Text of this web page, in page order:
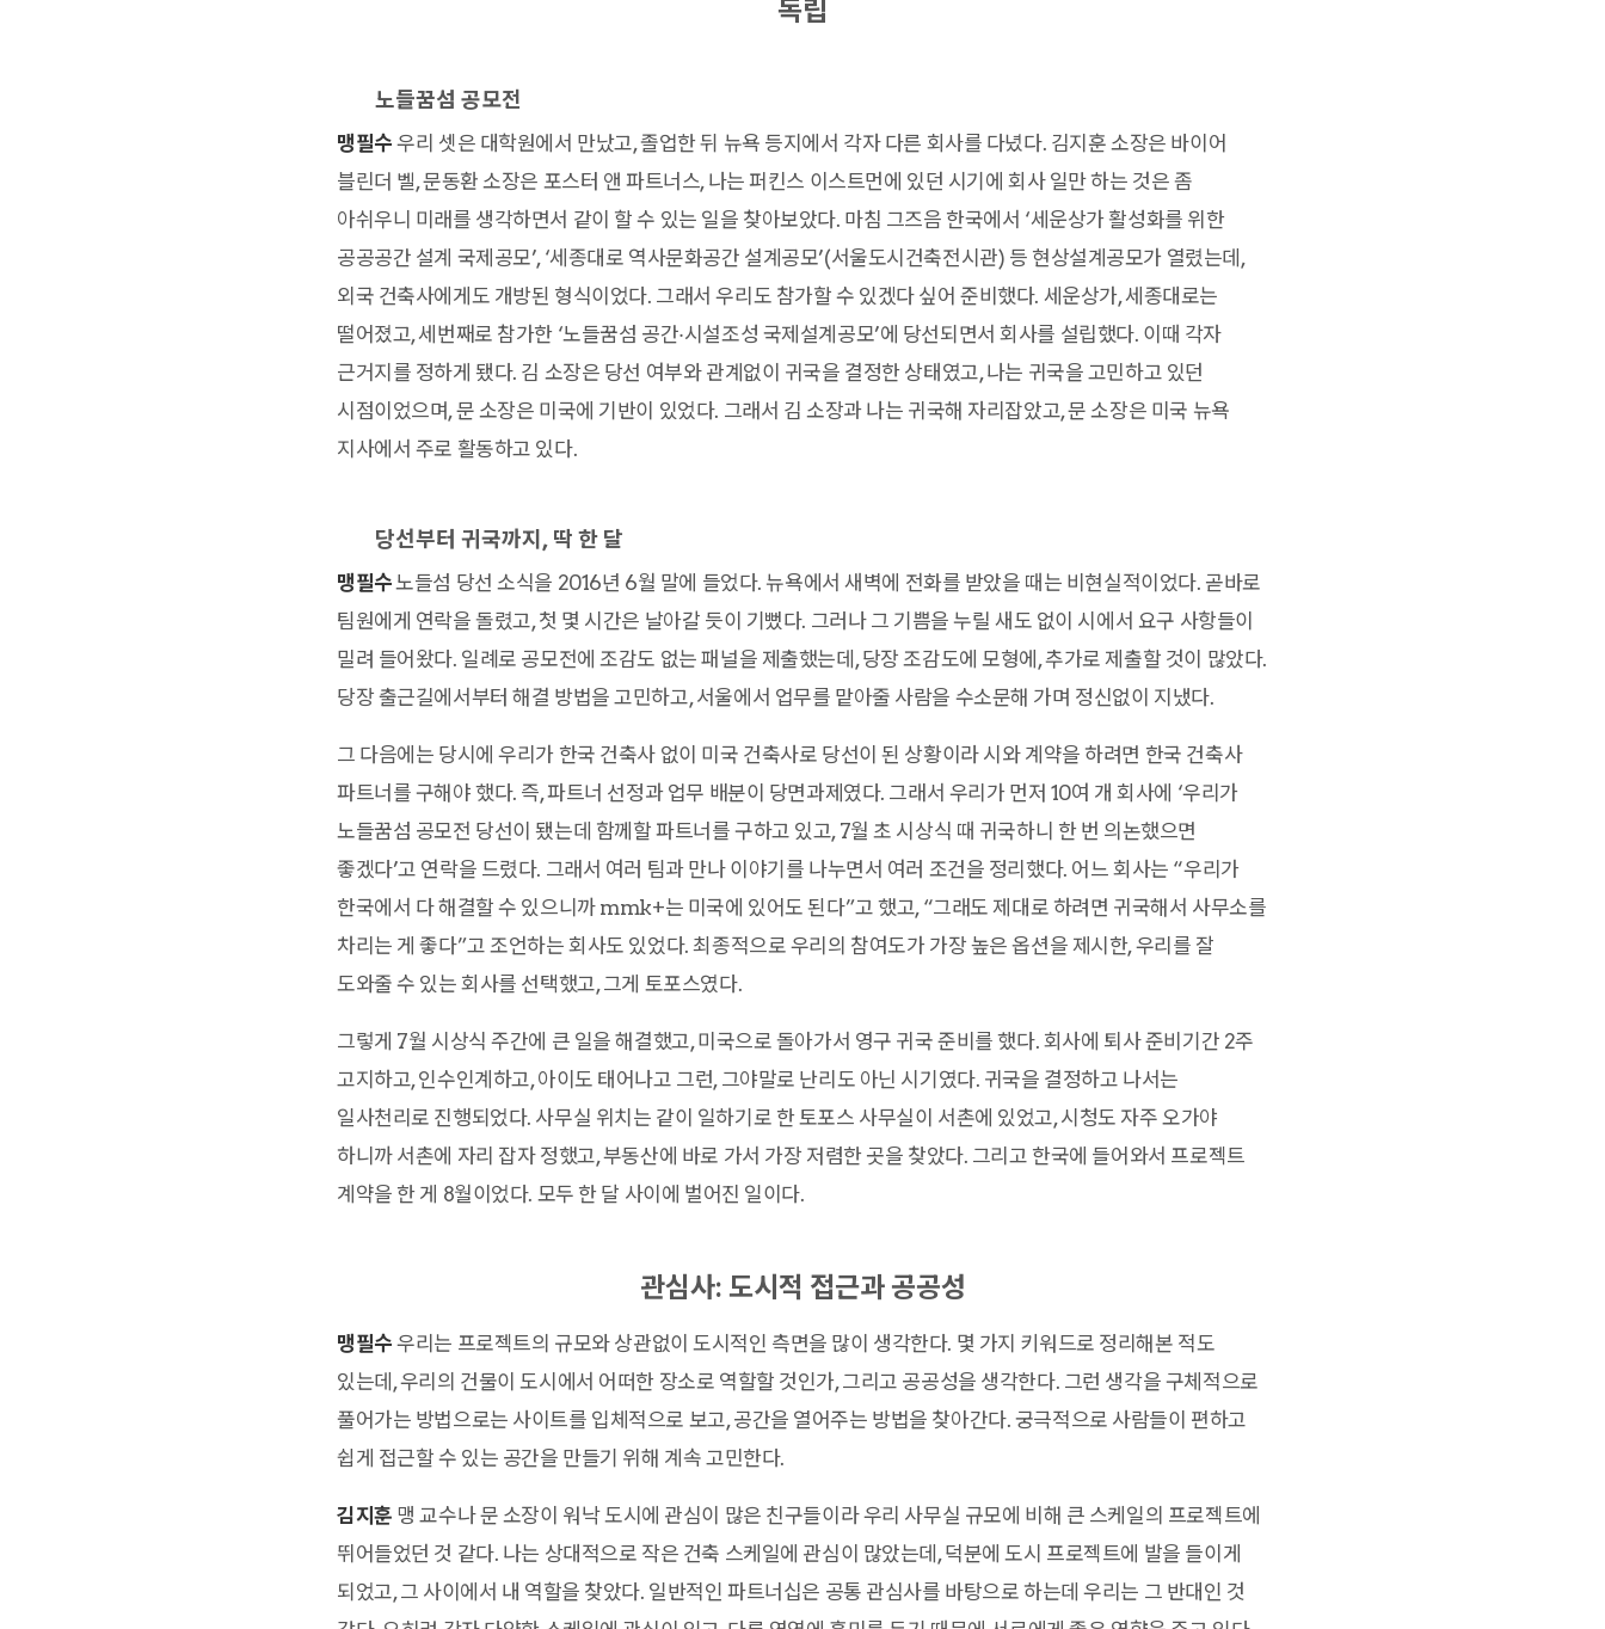
독립
노들꿈섬 공모전
맹필수 우리 셋은 대학원에서 만났고, 졸업한 뒤 뉴욕 등지에서 각자 다른 회사를 다녔다. 김지훈 소장은 바이어
블린더 벨, 문동환 소장은 포스터 앤 파트너스, 나는 퍼킨스 이스트먼에 있던 시기에 회사 일만 하는 것은 좀
아쉬우니 미래를 생각하면서 같이 할 수 있는 일을 찾아보았다. 마침 그즈음 한국에서 ‘세운상가 활성화를 위한
공공공간 설계 국제공모’, ‘세종대로 역사문화공간 설계공모’(서울도시건축전시관) 등 현상설계공모가 열렸는데,
외국 건축사에게도 개방된 형식이었다. 그래서 우리도 참가할 수 있겠다 싶어 준비했다. 세운상가, 세종대로는
떨어졌고, 세번째로 참가한 ‘노들꿈섬 공간·시설조성 국제설계공모’에 당선되면서 회사를 설립했다. 이때 각자
근거지를 정하게 됐다. 김 소장은 당선 여부와 관계없이 귀국을 결정한 상태였고, 나는 귀국을 고민하고 있던
시점이었으며, 문 소장은 미국에 기반이 있었다. 그래서 김 소장과 나는 귀국해 자리잡았고, 문 소장은 미국 뉴욕
지사에서 주로 활동하고 있다.
당선부터 귀국까지, 딱 한 달
맹필수노들섬 당선 소식을 2016년 6월 말에 들었다. 뉴욕에서 새벽에 전화를 받았을 때는 비현실적이었다. 곧바로
팀원에게 연락을 돌렸고, 첫 몇 시간은 날아갈 듯이 기뻤다. 그러나 그 기쁨을 누릴 새도 없이 시에서 요구 사항들이
밀려 들어왔다. 일례로 공모전에 조감도 없는 패널을 제출했는데, 당장 조감도에 모형에, 추가로 제출할 것이 많았다.
당장 출근길에서부터 해결 방법을 고민하고, 서울에서 업무를 맡아줄 사람을 수소문해 가며 정신없이 지냈다.
그 다음에는 당시에 우리가 한국 건축사 없이 미국 건축사로 당선이 된 상황이라 시와 계약을 하려면 한국 건축사
파트너를 구해야 했다. 즉, 파트너 선정과 업무 배분이 당면과제였다. 그래서 우리가 먼저 10여 개 회사에 ‘우리가
노들꿈섬 공모전 당선이 됐는데 함께할 파트너를 구하고 있고, 7월 초 시상식 때 귀국하니 한 번 의논했으면
좋겠다’고 연락을 드렸다. 그래서 여러 팀과 만나 이야기를 나누면서 여러 조건을 정리했다. 어느 회사는 “우리가
한국에서 다 해결할 수 있으니까 mmk+는 미국에 있어도 된다”고 했고, “그래도 제대로 하려면 귀국해서 사무소를
차리는 게 좋다”고 조언하는 회사도 있었다. 최종적으로 우리의 참여도가 가장 높은 옵션을 제시한, 우리를 잘
도와줄 수 있는 회사를 선택했고, 그게 토포스였다.
그렇게 7월 시상식 주간에 큰 일을 해결했고, 미국으로 돌아가서 영구 귀국 준비를 했다. 회사에 퇴사 준비기간 2주
고지하고, 인수인계하고, 아이도 태어나고 그런, 그야말로 난리도 아닌 시기였다. 귀국을 결정하고 나서는
일사천리로 진행되었다. 사무실 위치는 같이 일하기로 한 토포스 사무실이 서촌에 있었고, 시청도 자주 오가야
하니까 서촌에 자리 잡자 정했고, 부동산에 바로 가서 가장 저렴한 곳을 찾았다. 그리고 한국에 들어와서 프로젝트
계약을 한 게 8월이었다. 모두 한 달 사이에 벌어진 일이다.
관심사: 도시적 접근과 공공성
맹필수 우리는 프로젝트의 규모와 상관없이 도시적인 측면을 많이 생각한다. 몇 가지 키워드로 정리해본 적도
있는데, 우리의 건물이 도시에서 어떠한 장소로 역할할 것인가, 그리고 공공성을 생각한다. 그런 생각을 구체적으로
풀어가는 방법으로는 사이트를 입체적으로 보고, 공간을 열어주는 방법을 찾아간다. 궁극적으로 사람들이 편하고
쉽게 접근할 수 있는 공간을 만들기 위해 계속 고민한다.
김지훈 맹 교수나 문 소장이 워낙 도시에 관심이 많은 친구들이라 우리 사무실 규모에 비해 큰 스케일의 프로젝트에
뛰어들었던 것 같다. 나는 상대적으로 작은 건축 스케일에 관심이 많았는데, 덕분에 도시 프로젝트에 발을 들이게
되었고, 그 사이에서 내 역할을 찾았다. 일반적인 파트너십은 공통 관심사를 바탕으로 하는데 우리는 그 반대인 것